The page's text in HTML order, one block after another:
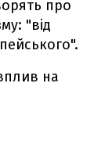
про
"від
на